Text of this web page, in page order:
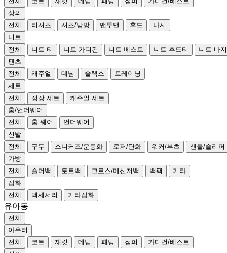
상의
전체
티셔츠 셔츠/남방 맨투맨 후드
나시
니트
전체
니트 티 니트 가디건 니트 베스트 니트 후드티
니트 바지
팬츠
전체
캐주얼 데님 슬랙스
트레이닝
세트
전체
정장 세트
캐주얼 세트
홈/언더웨어
전체
홈 웨어
언더웨어
신발
전체
구두 스니커즈/운동화 로퍼/단화 워커/부츠
샌들/슬리퍼
가방
전체
숄더백 토트백 크로스/메신저백 백팩
기타
잡화
전체
액세서리 기타잡화
유아동
전체
아우터
전체
코트 재킷 데님 패딩 점퍼
가디건/베스트